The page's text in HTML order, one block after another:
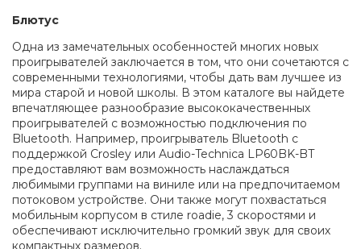
Блютус
Одна из замечательных особенностей многих новых
проигрывателей заключается в том, что они сочетаются с
современными технологиями, чтобы дать вам лучшее из
мира старой и новой школы. В этом каталоге вы найдете
впечатляющее разнообразие высококачественных
проигрывателей с возможностью подключения по
Bluetooth. Например, проигрыватель Bluetooth с
поддержкой Crosley или Audio-Technica LP60BK-BT
предоставляют вам возможность наслаждаться
любимыми группами на виниле или на предпочитаемом
потоковом устройстве. Они также могут похвастаться
мобильным корпусом в стиле roadie, 3 скоростями и
обеспечивают исключительно громкий звук для своих
компактных размеров.